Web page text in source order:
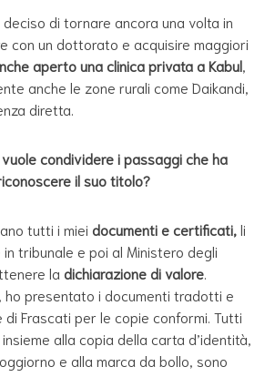
deciso di tornare ancora una volta in
con un dottorato e acquisire maggiori
aperto una clinica privata a Kabul
anche le zone rurali come Daikandi,
diretta.
condividere i passaggi che ha
il suo titolo?
tutti i miei documenti e certificati, li
tribunale e poi al Ministero degli
la dichiarazione di valore
ho presentato i documenti tradotti e
di Frascati per le copie conformi. Tutti
alla copia della carta d’identità,
e alla marca da bollo, sono